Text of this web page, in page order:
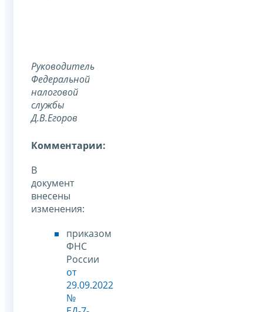
Руководитель
Федеральной
налоговой
службы
Д.В.Егоров
Комментарии:
В
документ
внесены
изменения:
приказом
ФНС
России
от
29.09.2022
№